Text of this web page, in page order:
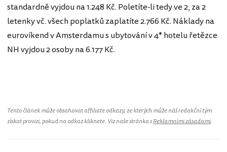
standardně vyjdou na 1.248 Kč. Poletíte-li tedy ve 2, za 2
letenky vč. všech poplatků zaplatíte 2.766 Kč. Náklady na
eurovíkend v Amsterdamu s ubytování v 4* hotelu řetězce
NH vyjdou 2 osoby na 6.177 Kč.
Tento článek může obsahovat affiliate odkazy, ze kterých může náš redakční tým
získat provizi, pokud na odkaz kliknete. Viz naše stránka sReklamními zásadami.